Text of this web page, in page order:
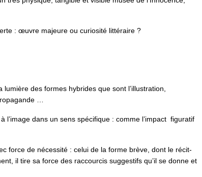
: œuvre majeure ou curiosité littéraire ?
des formes hybrides que sont l’illustration,
…
l’image dans un sens spécifique : comme l’impact figuratif
force de nécessité : celui de la forme brève, dont le récit-
il tire sa force des raccourcis suggestifs qu’il se donne et